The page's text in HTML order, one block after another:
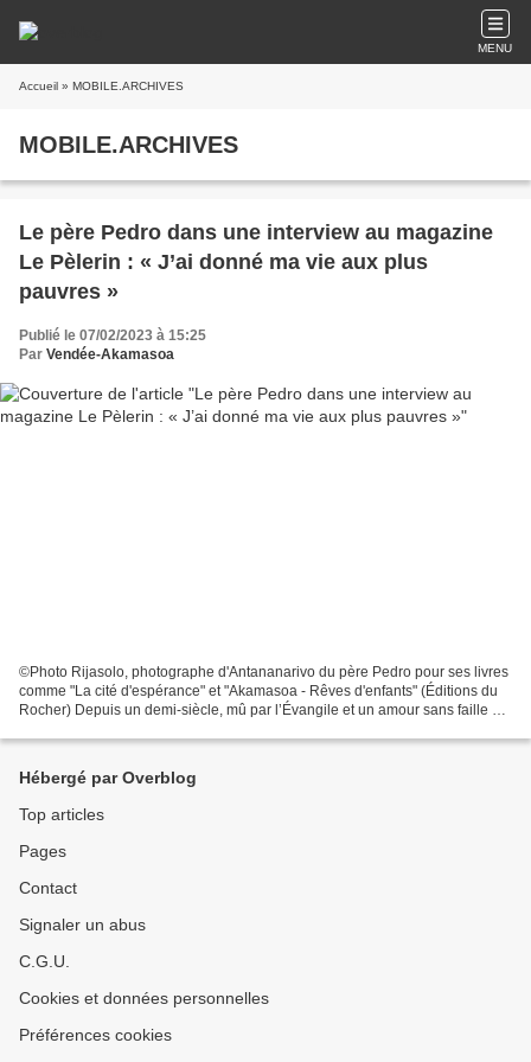
MENU
Accueil » MOBILE.ARCHIVES
MOBILE.ARCHIVES
Le père Pedro dans une interview au magazine
Le Pèlerin : « J’ai donné ma vie aux plus
pauvres »
Publié le 07/02/2023 à 15:25
Par Vendée-Akamasoa
©Photo Rijasolo, photographe d'Antananarivo du père Pedro pour ses livres
comme "La cité d'espérance" et "Akamasoa - Rêves d'enfants" (Éditions du
Rocher) Depuis un demi-siècle, mû par l’Évangile et un amour sans faille de
Hébergé par Overblog
Top articles
Pages
Contact
Signaler un abus
C.G.U.
Cookies et données personnelles
Préférences cookies